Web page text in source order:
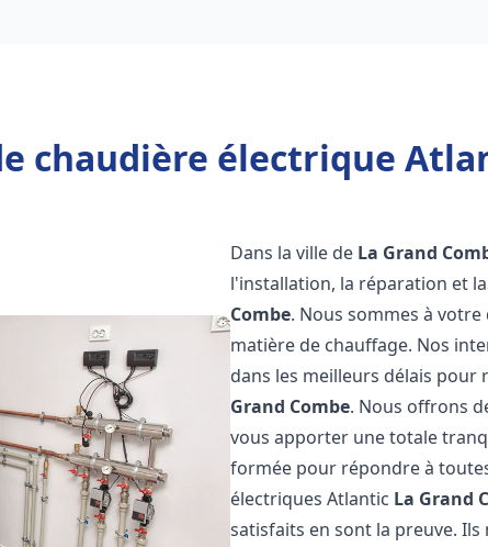
chaudière électrique
Dans la ville de La Grand
l'installation, la réparation et
Combe. Nous sommes à
matière de chauffage. Nos
dans les meilleurs délais
Grand Combe. Nous offrons
vous apporter une totale
formée pour répondre à
électriques Atlantic La Grand
satisfaits en sont la preuve.